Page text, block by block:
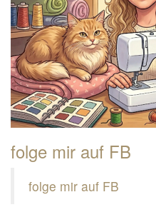
folge mir auf FB
folge mir auf FB